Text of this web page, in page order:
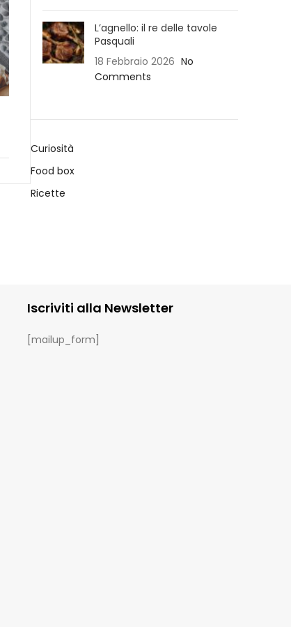
L’agnello: il re delle tavole
Pasquali
18 Febbraio 2026 No
Comments
Curiosità
Food box
Ricette
Iscriviti alla Newsletter
[mailup_form]